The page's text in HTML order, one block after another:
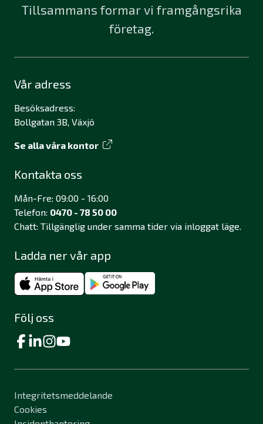
Tillsammans formar vi framgångsrika
företag.
Vår adress
Besöksadress:
Bollgatan 3B, Växjö
Se alla våra kontor
Kontakta oss
Mån-Fre: 09:00 - 16:00
Telefon: 0470 - 78 50 00
Chatt: Tillgänglig under samma tider via inloggat läge.
Ladda ner vår app
Följ oss
Integritetsmeddelande
Cookies